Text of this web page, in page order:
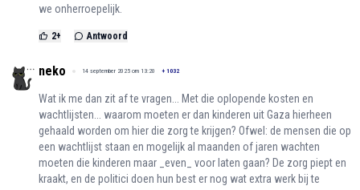
we onherroepelijk.
2+ Antwoord
neko 14 september 2025 om 13:20 + 1032
Wat ik me dan zit af te vragen... Met die oplopende kosten en
wachtlijsten... waarom moeten er dan kinderen uit Gaza hierheen
gehaald worden om hier die zorg te krijgen? Ofwel: de mensen die op
een wachtlijst staan en mogelijk al maanden of jaren wachten
moeten die kinderen maar _even_ voor laten gaan? De zorg piept en
kraakt, en de politici doen hun best er nog wat extra werk bij te